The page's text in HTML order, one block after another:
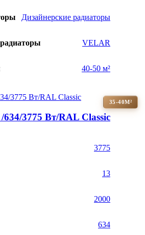
Дизайнерские радиаторы
VELAR
40-50 м²
35-40М²
3775 Вт/RAL Classic
3775
13
2000
634